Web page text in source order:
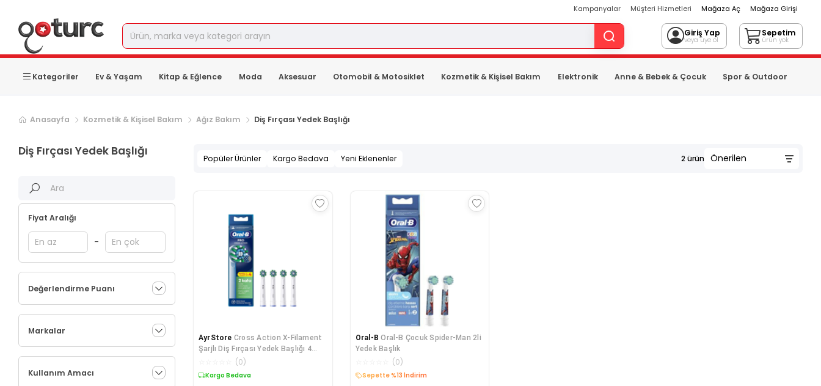
Kampanyalar Müşteri Hizmetleri Mağaza Aç Mağaza Girişi
Giriş Yap
veya üye ol
Sepetim
ürün yok
Kategoriler Ev & Yaşam Kitap & Eğlence Moda Aksesuar Otomobil & Motosiklet Kozmetik & Kişisel Bakım Elektronik Anne & Bebek & Çocuk Spor & Outdoor
Anasayfa Kozmetik & Kişisel Bakım Ağız Bakım Diş Fırçası Yedek Başlığı
Diş Fırçası Yedek Başlığı
Fiyat Aralığı
-
Değerlendirme Puanı
Markalar
Kullanım Amacı
Popüler Ürünler Kargo Bedava Yeni Eklenenler 2ürün
AyrStore Cross Action X-Filament
Şarjlı Diş Fırçası Yedek Başlığı 4
(0)
Kargo Bedava
Oral-B Oral-B Çocuk Spider-Man 2li
Yedek Başlık
(0)
Sepette %13 İndirim